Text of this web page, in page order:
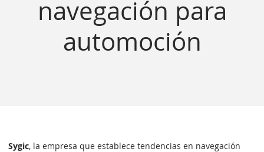
navegación para
automoción
Sygic, la empresa que establece tendencias en navegación